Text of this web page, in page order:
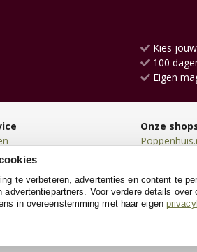
Kies
100
Eigen
Onze
te verbeteren, advertenties en content te
advertentiepartners. Voor verdere details
in overeenstemming met haar eigen